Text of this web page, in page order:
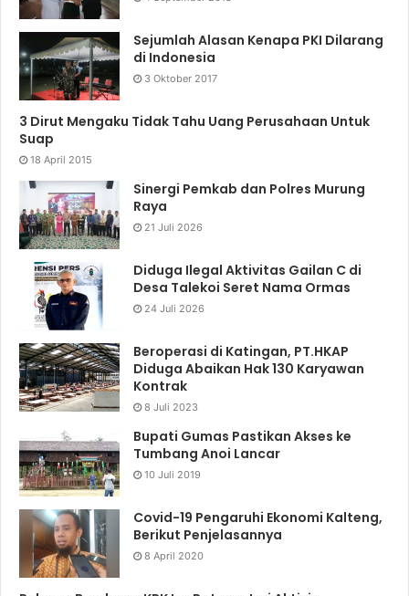
Sejumlah Alasan Kenapa PKI Dilarang
di Indonesia
3 Oktober 2017
3 Dirut Mengaku Tidak Tahu Uang Perusahaan Untuk
Suap
18 April 2015
Sinergi Pemkab dan Polres Murung
Raya
21 Juli 2026
Diduga Ilegal Aktivitas Gailan C di
Desa Talekoi Seret Nama Ormas
24 Juli 2026
Beroperasi di Katingan, PT.HKAP
Diduga Abaikan Hak 130 Karyawan
Kontrak
8 Juli 2023
Bupati Gumas Pastikan Akses ke
Tumbang Anoi Lancar
10 Juli 2019
Covid-19 Pengaruhi Ekonomi Kalteng,
Berikut Penjelasannya
8 April 2020